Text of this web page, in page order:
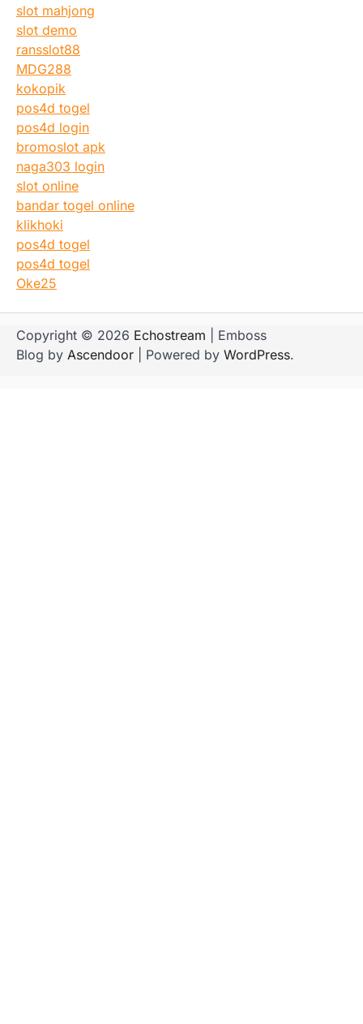
slot mahjong
slot demo
ransslot88
MDG288
kokopik
pos4d togel
pos4d login
bromoslot apk
naga303 login
slot online
bandar togel online
klikhoki
pos4d togel
pos4d togel
Oke25
Copyright © 2026 Echostream | Emboss
Blog by Ascendoor | Powered by WordPress.